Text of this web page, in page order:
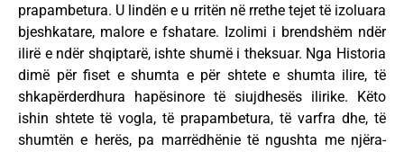
prapambetura. U lindën e u rritën në rrethe tejet të izoluara
bjeshkatare, malore e fshatare. Izolimi i brendshëm ndër
ilirë e ndër shqiptarë, ishte shumë i theksuar. Nga Historia
dimë për fiset e shumta e për shtete e shumta ilire, të
shkapërderdhura hapësinore të siujdhesës ilirike. Këto
ishin shtete të vogla, të prapambetura, të varfra dhe, të
shumtën e herës, pa marrëdhënie të ngushta me njëra-